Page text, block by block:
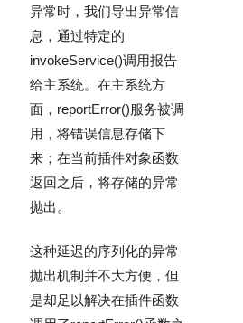
异常时，我们导出异常信
息，通过特定的
invokeService()调用报告
给主系统。在主系统方
面， reportError()服务被调
用，将错误信息存储下
来；在当前插件对象函数
返回之后，将存储的异常
抛出。
这种延迟的序列化的异常
抛出机制并不大方便，但
是却足以解决在插件函数